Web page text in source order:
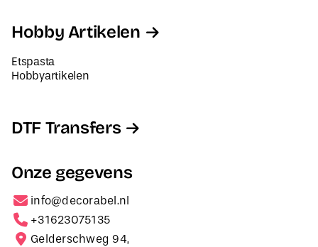
Hobby Artikelen
Etspasta
Hobbyartikelen
DTF Transfers
Onze gegevens
info@decorabel.nl
+31623075135
Gelderschweg 94,